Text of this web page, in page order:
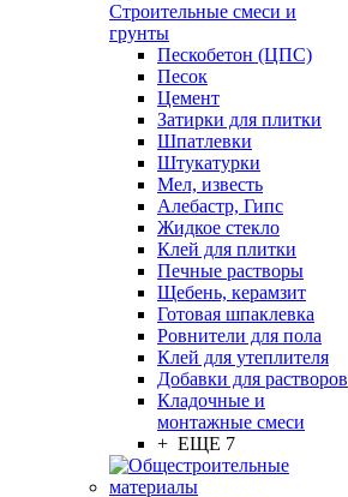
Строительные смеси и
грунты
Пескобетон (ЦПС)
Песок
Цемент
Затирки для плитки
Шпатлевки
Штукатурки
Мел, известь
Алебастр, Гипс
Жидкое стекло
Клей для плитки
Печные растворы
Щебень, керамзит
Готовая шпаклевка
Ровнители для пола
Клей для утеплителя
Добавки для растворов
Кладочные и
монтажные смеси
+ ЕЩЕ 7